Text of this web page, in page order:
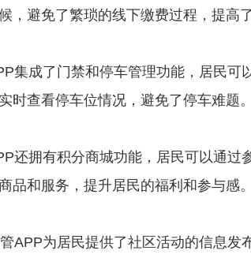
，避免了繁琐的线下缴费过程，提高
集成了门禁和停车管理功能，居民
时查看停车位情况，避免了停车难题。
还拥有积分商城功能，居民可以通
品和服务，提升居民的福利和参与感。
管APP为居民提供了社区活动的信息